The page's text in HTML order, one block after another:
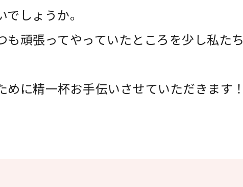
しょうか。
頑張ってやっていたところを少し私たち
に精一杯お手伝いさせていただきます！